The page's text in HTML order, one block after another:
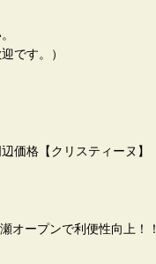
です。）
価格【クリスティーヌ】
ープンで利便性向上！！